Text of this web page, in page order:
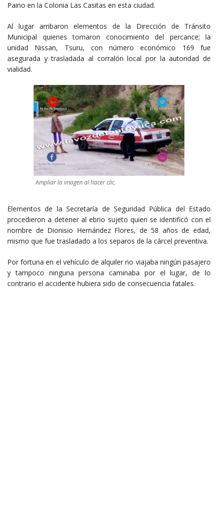
Paino en la Colonia Las Casitas en esta ciudad.
Al lugar arribaron elementos de la Dirección de Tránsito
Municipal quienes tomaron conocimiento del percance; la
unidad Nissan, Tsuru, con número económico 169 fue
asegurada y trasladada al corralón local por la autoridad de
vialidad.
Ampliar la imagen al hacer clic.
Elementos de la Secretaría de Seguridad Pública del Estado
procedieron a detener al ebrio sujeto quien se identificó con el
nombre de Dionisio Hernández Flores, de 58 años de edad,
mismo que fue trasladado a los separos de la cárcel preventiva.
Por fortuna en el vehículo de alquiler no viajaba ningún pasajero
y tampoco ninguna persona caminaba por el lugar, de lo
contrario el accidente hubiera sido de consecuencia fatales.